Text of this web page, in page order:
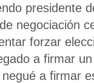
presidente
negociación
forzar
a firmar
a firmar